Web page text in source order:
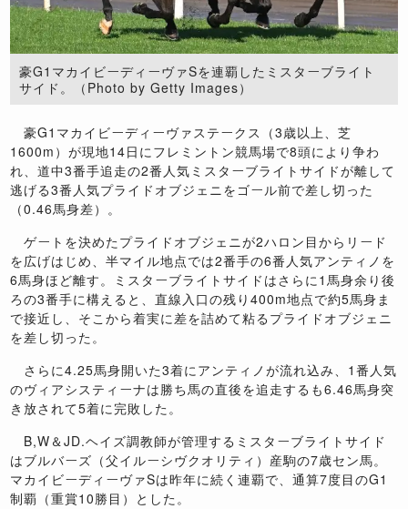
豪G1マカイビーディーヴァSを連覇したミスターブライト
サイド。（Photo by Getty Images）
豪G1マカイビーディーヴァステークス（3歳以上、芝
1600m）が現地14日にフレミントン競馬場で8頭により争わ
れ、道中3番手追走の2番人気ミスターブライトサイドが離して
逃げる3番人気プライドオブジェニをゴール前で差し切った
（0.46馬身差）。
ゲートを決めたプライドオブジェニが2ハロン目からリード
を広げはじめ、半マイル地点では2番手の6番人気アンティノを
6馬身ほど離す。ミスターブライトサイドはさらに1馬身余り後
ろの3番手に構えると、直線入口の残り400m地点で約5馬身ま
で接近し、そこから着実に差を詰めて粘るプライドオブジェニ
を差し切った。
さらに4.25馬身開いた3着にアンティノが流れ込み、1番人気
のヴィアシスティーナは勝ち馬の直後を追走するも6.46馬身突
き放されて5着に完敗した。
B,W＆JD.ヘイズ調教師が管理するミスターブライトサイド
はブルバーズ（父イルーシヴクオリティ）産駒の7歳セン馬。
マカイビーディーヴァSは昨年に続く連覇で、通算7度目のG1
制覇（重賞10勝目）とした。